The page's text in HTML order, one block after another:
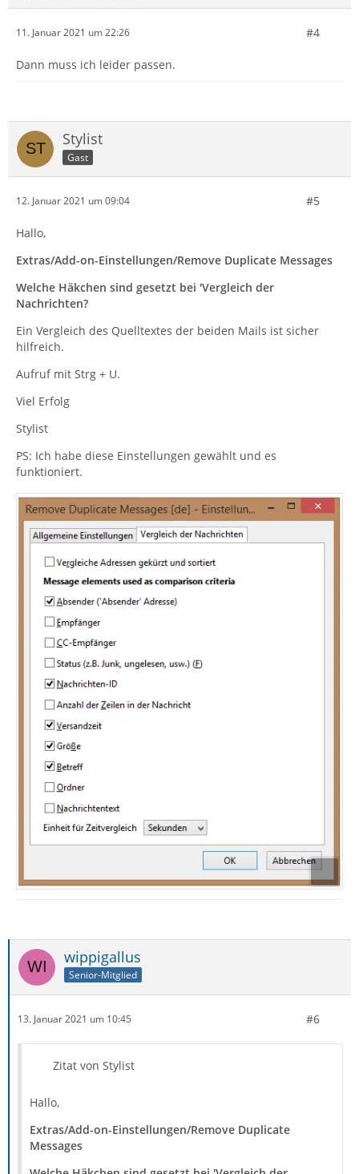
11. Januar 2021 um 22:26 #4
Dann muss ich leider passen.
Stylist
Gast
12. Januar 2021 um 09:04 #5
Hallo,
Extras/Add-on-Einstellungen/Remove Duplicate Messages
Welche Häkchen sind gesetzt bei 'Vergleich der
Nachrichten?
Ein Vergleich des Quelltextes der beiden Mails ist sicher
hilfreich.
Aufruf mit Strg + U.
Viel Erfolg
Stylist
PS: Ich habe diese Einstellungen gewählt und es
funktioniert.
wippigallus
Senior-Mitglied
13. Januar 2021 um 10:45 #6
Zitat von Stylist
Hallo,
Extras/Add-on-Einstellungen/Remove Duplicate
Messages